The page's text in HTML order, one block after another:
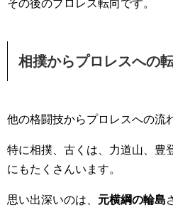
その後のプロレス転向です。
相撲からプロレスへの
他の格闘技からプロレスへの流
特に相撲、古くは、力道山、豊
にもたくさんいます。
思い出深いのは、 元横綱の輪島